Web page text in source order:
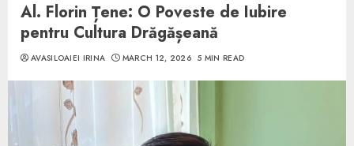
Al. Florin Țene: O Poveste de Iubire
pentru Cultura Drăgășeană
AVASILOAIEI IRINA MARCH 12, 2026 5 MIN READ